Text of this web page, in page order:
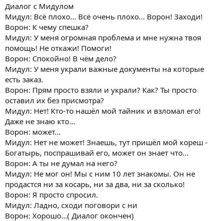
Диалог с Мидулом
Мидул: Всё плохо... Всё очень плохо... Ворон! Заходи!
Ворон: К чему спешка?
Мидул: У меня огромная проблема и мне нужна твоя
помощь! Не откажи! Помоги!
Ворон: Спокойно! В чём дело?
Мидул: У меня украли важные документы на которые
есть заказ.
Ворон: Прям просто взяли и украли? Как? Ты просто
оставил их без присмотра?
Мидул: Нет! Кто-то нашёл мой тайник и взломал его!
Даже не знаю кто...
Ворон: может...
Мидул: Нет не может! Знаешь, тут пришёл мой кореш -
Богатырь, поспрашивай его, может он знает что...
Ворон: А ты не думал на него?
Мидул: Не мог он! Мы с ним 10 лет знакомы. Он не
продастся ни за косарь, ни за два, ни за сколько!
Ворон: Я просто спросил.
Мидул: Ладно, сходи поговори с ни
Ворон: Хорошо...( Диалог окончен)